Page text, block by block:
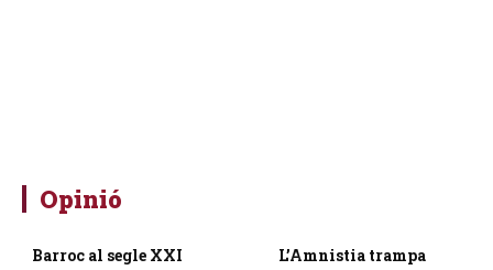
Opinió
Barroc al segle XXI L’Amnistia trampa